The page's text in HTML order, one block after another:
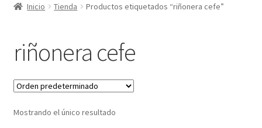
Porta Celulares
Infantil
Inicio Tienda Productos etiquetados “riñonera cefe”
riñonera cefe
Mostrando el único resultado